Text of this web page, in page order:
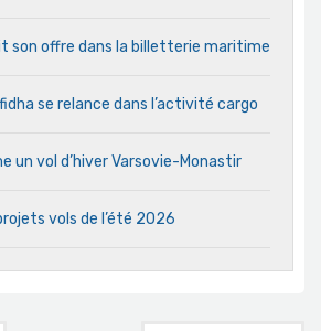
son offre dans la billetterie maritime
se relance dans l’activité cargo
un vol d’hiver Varsovie-Monastir
vols de l’été 2026